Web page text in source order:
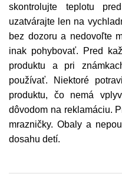
skontrolujte teplotu
uzatvárajte len na
bez dozoru a nedovoľte
inak pohybovať. Pred
produktu a pri
používať. Niektoré
produktu, čo nemá
dôvodom na reklamáciu.
mrazničky. Obaly a
dosahu detí.